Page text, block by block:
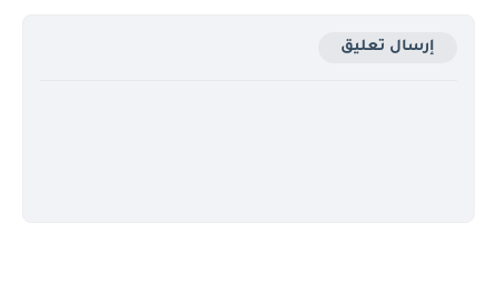
إرسال تعليق